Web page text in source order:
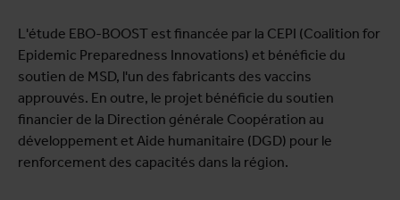
L'étude EBO-BOOST est financée par la CEPI (Coalition for
Epidemic Preparedness Innovations) et bénéficie du
soutien de MSD, l'un des fabricants des vaccins
approuvés. En outre, le projet bénéficie du soutien
financier de la Direction générale Coopération au
développement et Aide humanitaire (DGD) pour le
renforcement des capacités dans la région.